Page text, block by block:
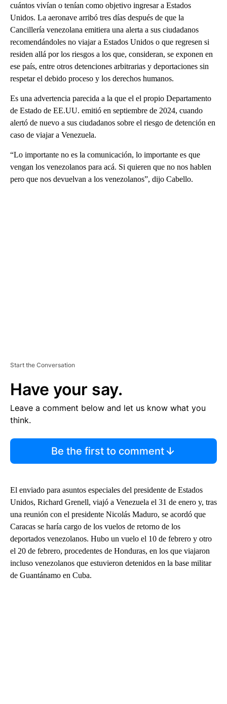
cuántos vivían o tenían como objetivo ingresar a Estados
Unidos. La aeronave arribó tres días después de que la
Cancillería venezolana emitiera una alerta a sus ciudadanos
recomendándoles no viajar a Estados Unidos o que regresen si
residen allá por los riesgos a los que, consideran, se exponen en
ese país, entre otros detenciones arbitrarias y deportaciones sin
respetar el debido proceso y los derechos humanos.
Es una advertencia parecida a la que el el propio Departamento
de Estado de EE.UU. emitió en septiembre de 2024, cuando
alertó de nuevo a sus ciudadanos sobre el riesgo de detención en
caso de viajar a Venezuela.
“Lo importante no es la comunicación, lo importante es que
vengan los venezolanos para acá. Si quieren que no nos hablen
pero que nos devuelvan a los venezolanos”, dijo Cabello.
Start the Conversation
Have your say.
Leave a comment below and let us know what you
think.
Be the first to comment
El enviado para asuntos especiales del presidente de Estados
Unidos, Richard Grenell, viajó a Venezuela el 31 de enero y, tras
una reunión con el presidente Nicolás Maduro, se acordó que
Caracas se haría cargo de los vuelos de retorno de los
deportados venezolanos. Hubo un vuelo el 10 de febrero y otro
el 20 de febrero, procedentes de Honduras, en los que viajaron
incluso venezolanos que estuvieron detenidos en la base militar
de Guantánamo en Cuba.